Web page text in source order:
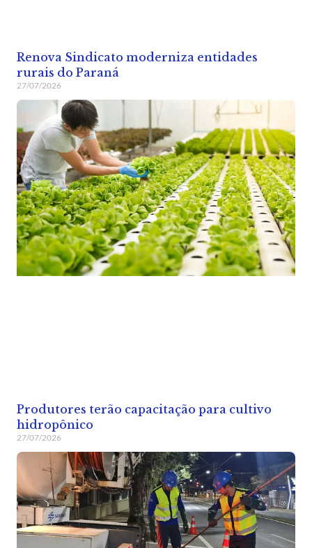
Renova Sindicato moderniza entidades
rurais do Paraná
27/07/2026
Produtores terão capacitação para cultivo
hidropônico
27/07/2026